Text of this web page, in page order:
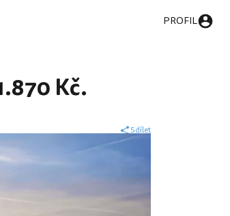
PROFIL
Kč.
Sdílet